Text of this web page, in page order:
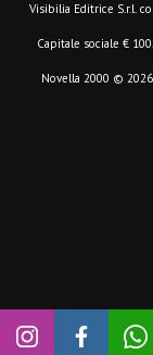
Visibilia Editrice S.r.l.
Capitale sociale €
Novella 2000 ©